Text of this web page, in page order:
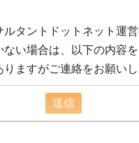
ルタントドットネット運
ない場合は、以下の内容
ますがご連絡をお願いし